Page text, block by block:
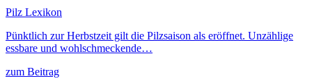
Pilz Lexikon
Pünktlich zur Herbstzeit gilt die Pilzsaison als eröffnet. Unzählige
essbare und wohlschmeckende…
zum Beitrag